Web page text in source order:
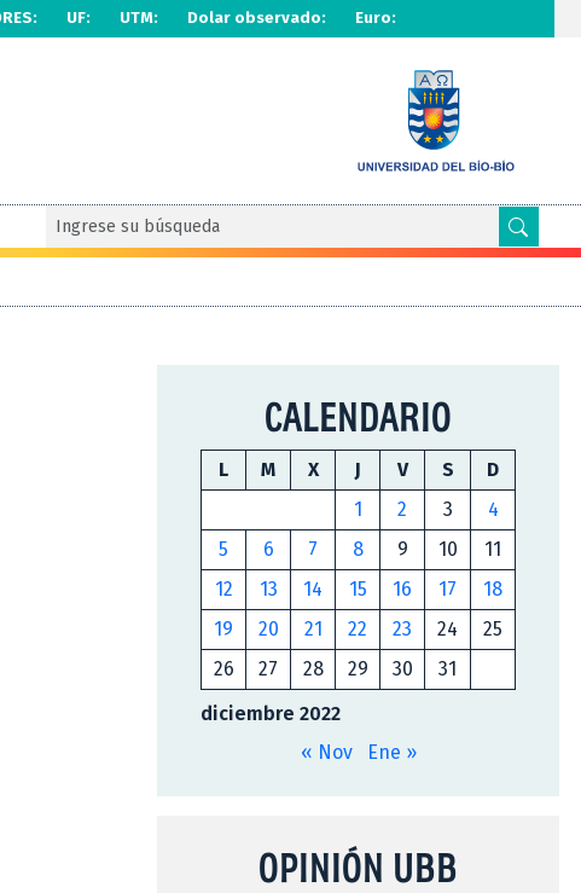
UF: UTM: Dolar observado: Euro:
CALENDARIO
diciembre 2022
L M X J V S
D
1
2 3
4
5
6 7 8 9 10
11
12
13 14 15 16 17
18
19
20 21 22 23 24
25
26
27 28 29 30 31
« Nov Ene »
OPINIÓN UBB